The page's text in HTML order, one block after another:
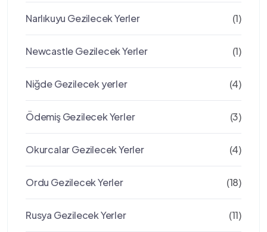
Narlıkuyu Gezilecek Yerler (1)
Newcastle Gezilecek Yerler (1)
Niğde Gezilecek yerler (4)
Ödemiş Gezilecek Yerler (3)
Okurcalar Gezilecek Yerler (4)
Ordu Gezilecek Yerler (18)
Rusya Gezilecek Yerler (11)